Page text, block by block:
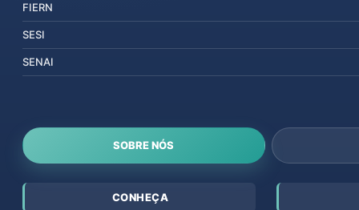
FIERN
SESI
SENAI
SOBRE NÓS
CONHEÇA